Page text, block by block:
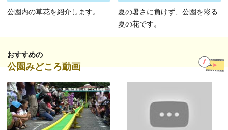
公園内の草花を紹介します。
夏の暑さに負けず、公園を彩る
夏の花です。
おすすめの
公園みどころ動画